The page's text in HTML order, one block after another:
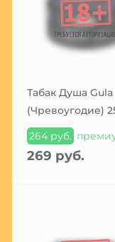
Табак Душа Gula
(Чревоугодие)
264 руб.
269 руб.